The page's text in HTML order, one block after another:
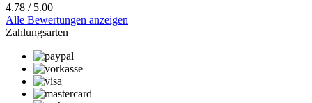
4.78 / 5.00
Alle Bewertungen anzeigen
Zahlungsarten